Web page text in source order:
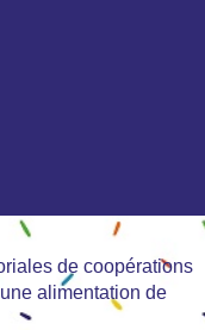
de coopérations
alimentation de